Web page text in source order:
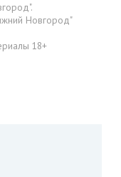
Новгород"
18+